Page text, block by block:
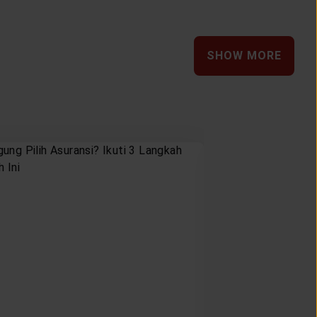
SHOW MORE